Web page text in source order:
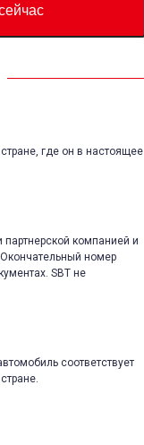
где он в настоящее
партнерской компанией и
номер
SBT не
соответствует